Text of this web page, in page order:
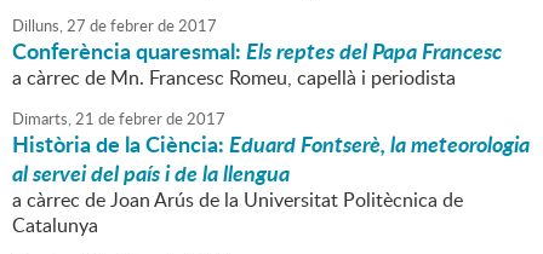
Dilluns,27 defebrerde2017
Conferència quaresmal:Els reptes del Papa Francesc
a càrrec de Mn. Francesc Romeu, capellà i periodista
Dimarts,21 defebrerde2017
Història de la Ciència:Eduard Fontserè, la meteorologia
al servei del país i de la llengua
a càrrec de Joan Arús de la Universitat Politècnica de
Catalunya